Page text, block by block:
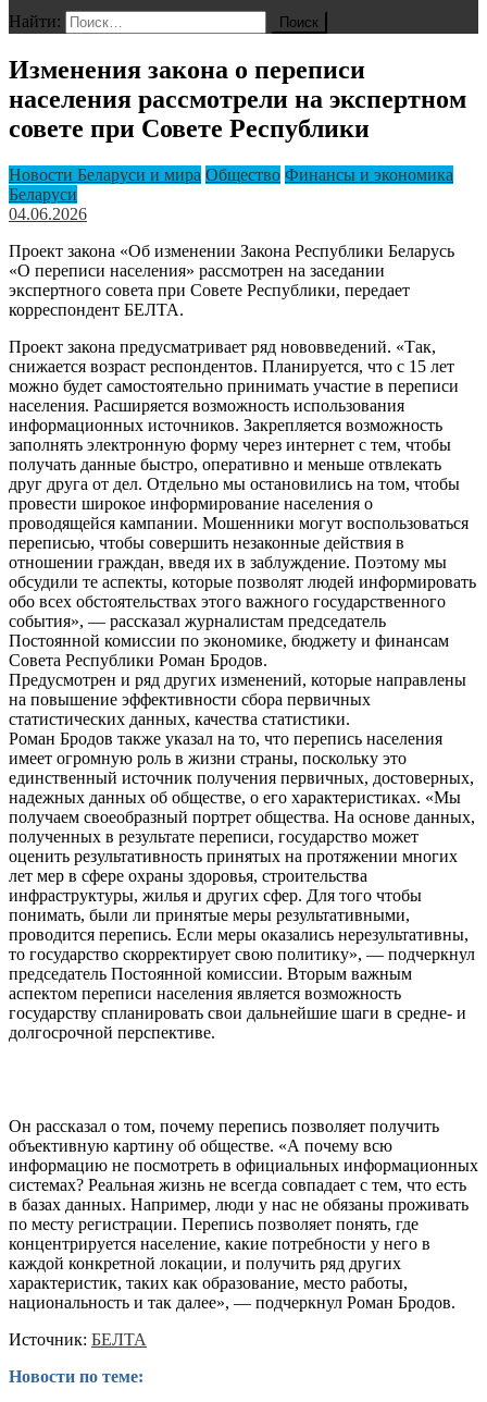
Найти:
Изменения закона о переписи
населения рассмотрели на экспертном
совете при Совете Республики
Новости Беларуси и мира Общество Финансы и экономика
Беларуси
04.06.2026
Проект закона «Об изменении Закона Республики Беларусь
«О переписи населения» рассмотрен на заседании
экспертного совета при Совете Республики, передает
корреспондент БЕЛТА.
Проект закона предусматривает ряд нововведений. «Так,
снижается возраст респондентов. Планируется, что с 15 лет
можно будет самостоятельно принимать участие в переписи
населения. Расширяется возможность использования
информационных источников. Закрепляется возможность
заполнять электронную форму через интернет с тем, чтобы
получать данные быстро, оперативно и меньше отвлекать
друг друга от дел. Отдельно мы остановились на том, чтобы
провести широкое информирование населения о
проводящейся кампании. Мошенники могут воспользоваться
переписью, чтобы совершить незаконные действия в
отношении граждан, введя их в заблуждение. Поэтому мы
обсудили те аспекты, которые позволят людей информировать
обо всех обстоятельствах этого важного государственного
события», — рассказал журналистам председатель
Постоянной комиссии по экономике, бюджету и финансам
Совета Республики Роман Бродов.
Предусмотрен и ряд других изменений, которые направлены
на повышение эффективности сбора первичных
статистических данных, качества статистики.
Роман Бродов также указал на то, что перепись населения
имеет огромную роль в жизни страны, поскольку это
единственный источник получения первичных, достоверных,
надежных данных об обществе, о его характеристиках. «Мы
получаем своеобразный портрет общества. На основе данных,
полученных в результате переписи, государство может
оценить результативность принятых на протяжении многих
лет мер в сфере охраны здоровья, строительства
инфраструктуры, жилья и других сфер. Для того чтобы
понимать, были ли принятые меры результативными,
проводится перепись. Если меры оказались нерезультативны,
то государство скорректирует свою политику», — подчеркнул
председатель Постоянной комиссии. Вторым важным
аспектом переписи населения является возможность
государству спланировать свои дальнейшие шаги в средне- и
долгосрочной перспективе.
Он рассказал о том, почему перепись позволяет получить
объективную картину об обществе. «А почему всю
информацию не посмотреть в официальных информационных
системах? Реальная жизнь не всегда совпадает с тем, что есть
в базах данных. Например, люди у нас не обязаны проживать
по месту регистрации. Перепись позволяет понять, где
концентрируется население, какие потребности у него в
каждой конкретной локации, и получить ряд других
характеристик, таких как образование, место работы,
национальность и так далее», — подчеркнул Роман Бродов.
Источник: БЕЛТА
Новости по теме: